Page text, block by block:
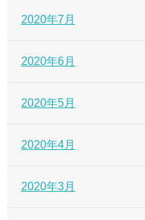
2020年7月
2020年6月
2020年5月
2020年4月
2020年3月